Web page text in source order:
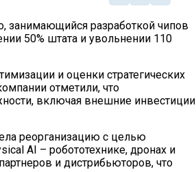
занимающийся разработкой чипов
50% штата и увольнении 110
и оценки стратегических
отметили, что
включая внешние инвестиции
реорганизацию с целью
AI – робототехнике, дронах и
и дистрибьюторов, что